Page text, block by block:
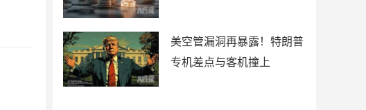
美空管漏洞再暴露！特朗普
专机差点与客机撞上